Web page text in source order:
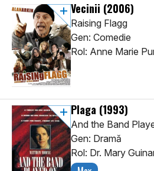
Vecinii (2006)
Raising Flagg
Gen: Comedie
Rol: Anne Marie
Plaga (1993)
And the Band
Gen: Dramă
Rol: Dr. Mary